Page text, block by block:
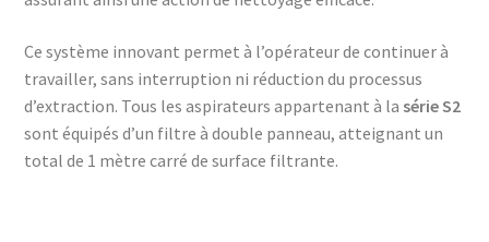
Ce système innovant permet à l’opérateur de continuer à
travailler, sans interruption ni réduction du processus
d’extraction. Tous les aspirateurs appartenant à la série S2
sont équipés d’un filtre à double panneau, atteignant un
total de 1 mètre carré de surface filtrante.